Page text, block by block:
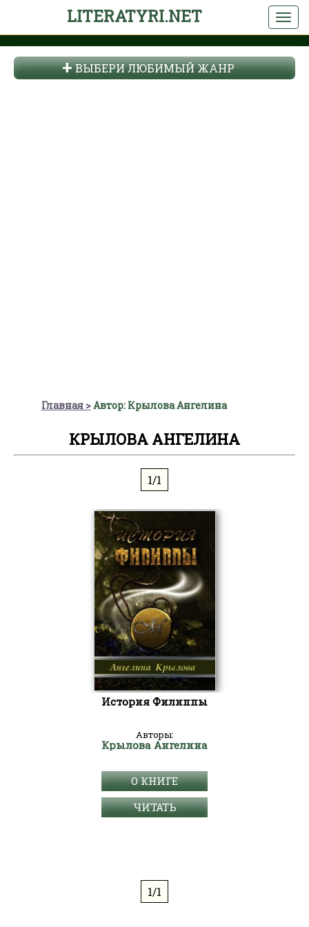
LITERATYRI.NET
ВЫБЕРИ ЛЮБИМЫЙ ЖАНР
Главная Автор: Крылова Ангелина
КРЫЛОВА АНГЕЛИНА
1/1
История Филиппы
Авторы:
Крылова Ангелина
О КНИГЕ
ЧИТАТЬ
1/1